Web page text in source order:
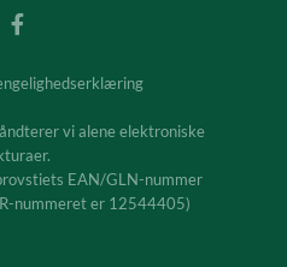
vi alene elektroniske
EAN/GLN-nummer
nummeret er 12544405)